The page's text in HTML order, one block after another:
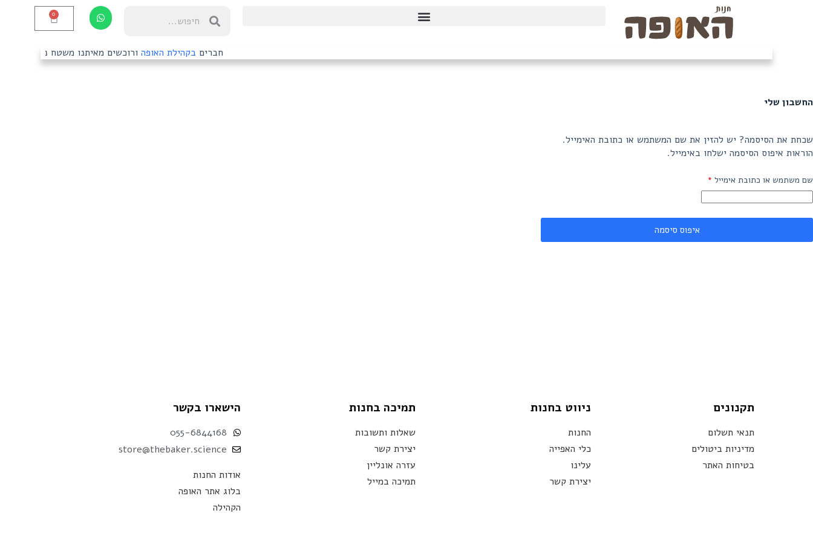
0
חבריםבקהילת האופהורוכשים מאיתנו משטח נירוסטה?
החשבון שלי
שכחת את הסיסמה? יש להזין את שם המשתמש או כתובת האימייל.
הוראות איפוס הסיסמה ישלחו באימייל.
שם משתמש או כתובת אימייל *
איפוס סיסמה
תקנונים
תנאי תשלום
מדיניות ביטולים
בטיחות האתר
ניווט בחנות
החנות
כלי האפייה
עלינו
יצירת קשר
תמיכה בחנות
שאלות ותשובות
יצירת קשר
עזרה אונליין
תמיכה במייל
הישארו בקשר
055-6844168
store@thebaker.science
אודות החנות
בלוג אתר האופה
הקהילה